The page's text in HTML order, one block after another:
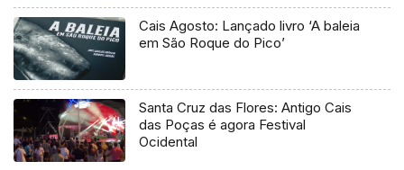
Cais Agosto: Lançado livro ‘A baleia
em São Roque do Pico’
Santa Cruz das Flores: Antigo Cais
das Poças é agora Festival
Ocidental